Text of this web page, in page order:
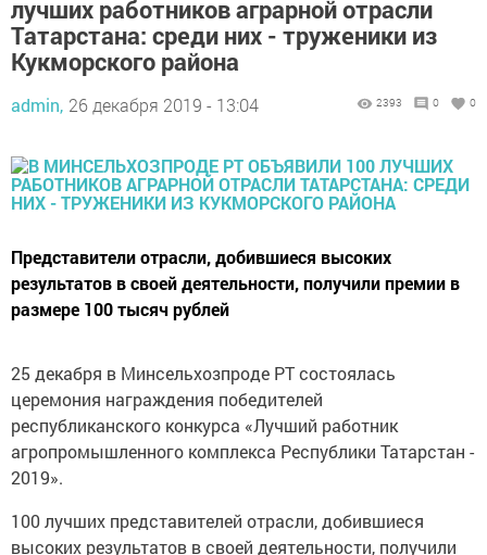
лучших работников аграрной отрасли
Татарстана: среди них - труженики из
Кукморского района
admin, 26 декабря 2019 - 13:04 2393 0 0
Представители отрасли, добившиеся высоких
результатов в своей деятельности, получили премии в
размере 100 тысяч рублей
25 декабря в Минсельхозпроде РТ состоялась
церемония награждения победителей
республиканского конкурса «Лучший работник
агропромышленного комплекса Республики Татарстан -
2019».
100 лучших представителей отрасли, добившиеся
высоких результатов в своей деятельности, получили